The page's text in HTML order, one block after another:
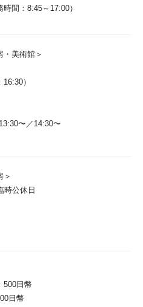
間：8:45～17:00）
・美術館＞
）
〜／14:30〜
＞
時公休日
500日幣
日幣